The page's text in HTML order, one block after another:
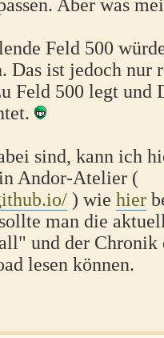
Feld 500
Das ist jedoch nur
Feld 500 legt und
sind, kann ich
Andor-Atelier (
) wie hier
man die
und der Chronik
lesen können.